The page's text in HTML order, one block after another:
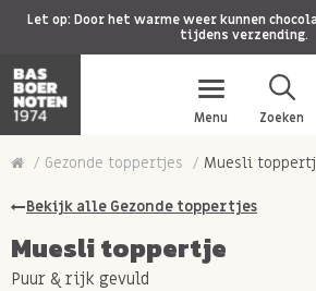
Let op: Door het warme weer kunnen
tijdens verzending.
Menu Zoeken
Gezonde toppertjes Muesli
Bekijk alle Gezonde toppertjes
Muesli toppertje
Puur & rijk gevuld